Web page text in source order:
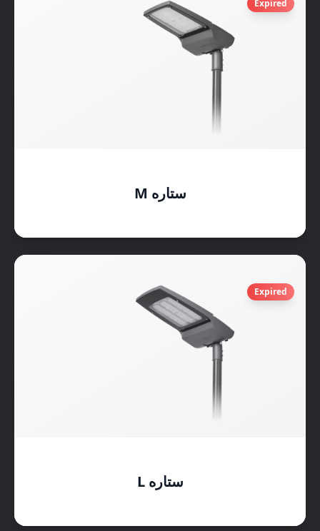
Expired
ستاره M
Expired
ستاره L